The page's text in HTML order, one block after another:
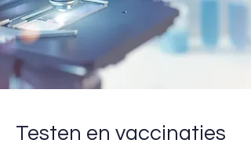
Testen en vaccinaties